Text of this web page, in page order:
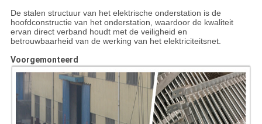
De stalen structuur van het elektrische onderstation is de
hoofdconstructie van het onderstation, waardoor de kwaliteit
ervan direct verband houdt met de veiligheid en
betrouwbaarheid van de werking van het elektriciteitsnet.
Voorgemonteerd